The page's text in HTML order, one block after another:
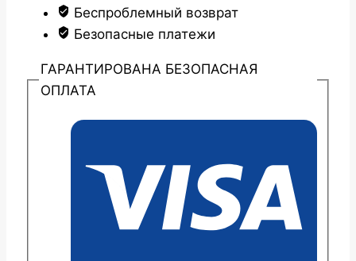
Беспроблемный возврат
Безопасные платежи
ГАРАНТИРОВАНА БЕЗОПАСНАЯ
ОПЛАТА